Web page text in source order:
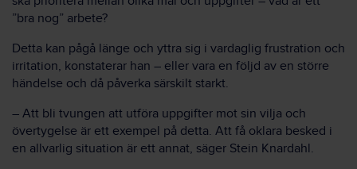
”bra nog” arbete?
Detta kan pågå länge och yttra sig i vardaglig frustration och
irritation, konstaterar han – eller vara en följd av en större
händelse och då påverka särskilt starkt.
– Att bli tvungen att utföra uppgifter mot sin vilja och
övertygelse är ett exempel på detta. Att få oklara besked i
en allvarlig situation är ett annat, säger Stein Knardahl.